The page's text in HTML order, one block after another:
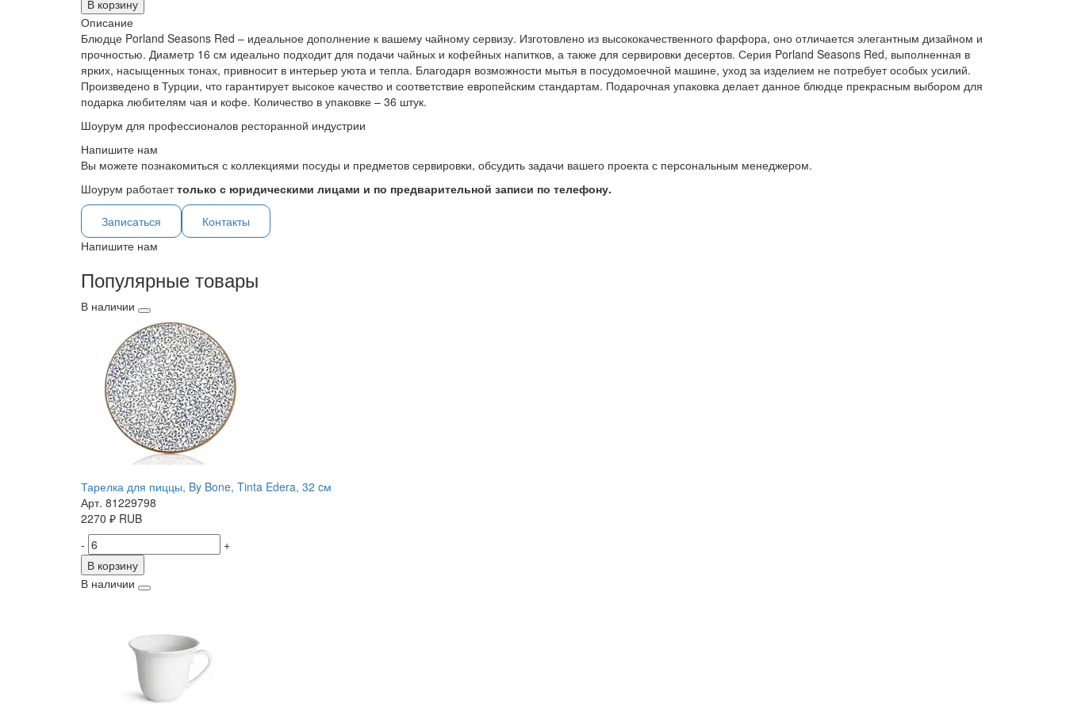
В корзину
Описание
Блюдце Porland Seasons Red – идеальное дополнение к вашему чайному сервизу. Изготовлено из высококачественного фарфора, оно отличается элегантным дизайном и
прочностью. Диаметр 16 см идеально подходит для подачи чайных и кофейных напитков, а также для сервировки десертов. Серия Porland Seasons Red, выполненная в
ярких, насыщенных тонах, привносит в интерьер уюта и тепла. Благодаря возможности мытья в посудомоечной машине, уход за изделием не потребует особых усилий.
Произведено в Турции, что гарантирует высокое качество и соответствие европейским стандартам. Подарочная упаковка делает данное блюдце прекрасным выбором для
подарка любителям чая и кофе. Количество в упаковке – 36 штук.
Шоурум для профессионалов ресторанной индустрии
Напишите нам
Вы можете познакомиться с коллекциями посуды и предметов сервировки, обсудить задачи вашего проекта с персональным менеджером.
Шоурум работаеттолько с юридическими лицами и по предварительной записи по телефону.
Записаться
Контакты
Напишите нам
Популярные товары
В наличии
Тарелка для пиццы, By Bone, Tinta Edera, 32 cм
Арт. 81229798
2270 ₽ RUB
-
+
В корзину
В наличии